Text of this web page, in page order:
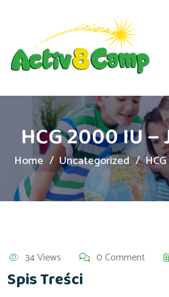
HCG 2000 IU –
Home Uncategorized
34 Views 0 Comment
Spis Treści